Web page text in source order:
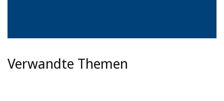
Verwandte Themen